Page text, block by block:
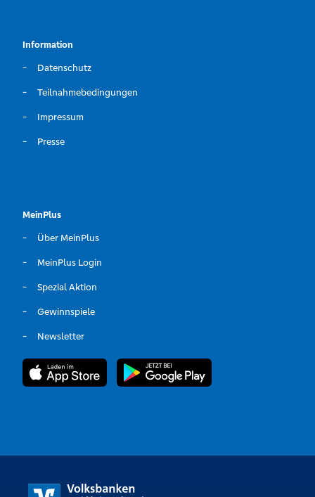
Information
Datenschutz
Teilnahmebedingungen
Impressum
Presse
MeinPlus
Über MeinPlus
MeinPlus Login
Spezial Aktion
Gewinnspiele
Newsletter